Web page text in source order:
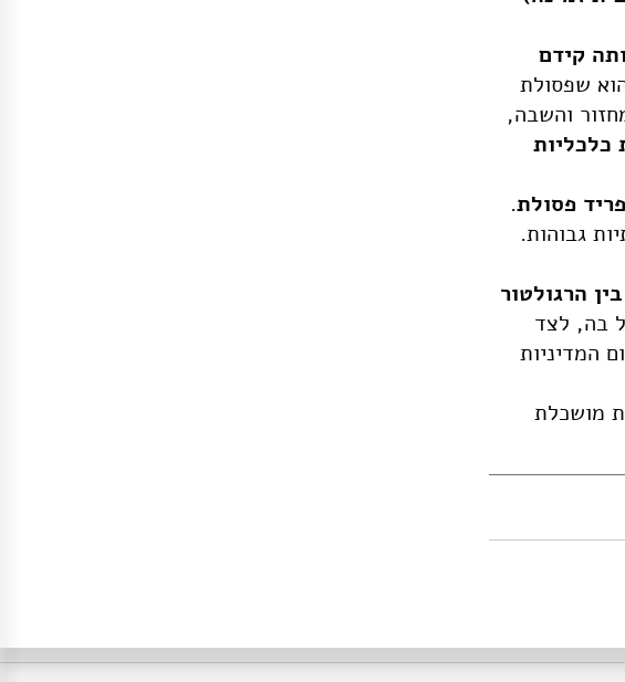
קידם
שפסולת
והשבה,
כלכליות
פסולת.
גבוהות.
הרגולטור
בה, לצד
המדיניות
מושכלת